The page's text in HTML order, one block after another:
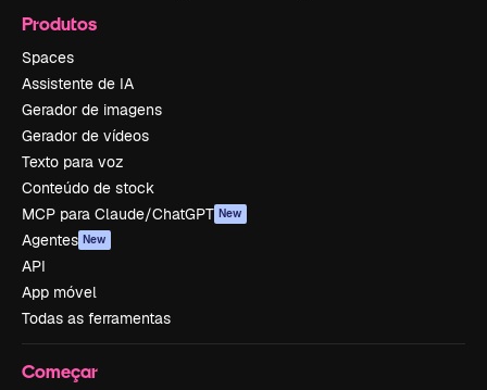
Produtos
Spaces
Assistente de IA
Gerador de imagens
Gerador de vídeos
Texto para voz
Conteúdo de stock
MCP para Claude/ChatGPT New
Agentes New
API
App móvel
Todas as ferramentas
Começar